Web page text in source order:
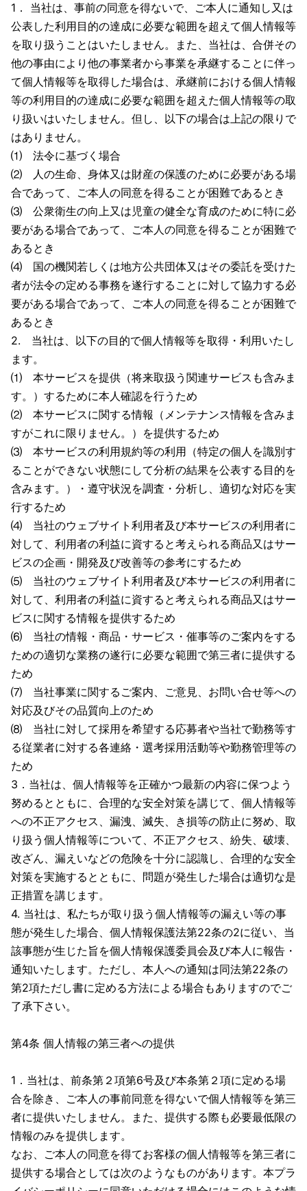
1． 当社は、事前の同意を得ないで、ご本人に通知し又は
公表した利用目的の達成に必要な範囲を超えて個人情報等
を取り扱うことはいたしません。また、当社は、合併その
他の事由により他の事業者から事業を承継することに伴っ
て個人情報等を取得した場合は、承継前における個人情報
等の利用目的の達成に必要な範囲を超えた個人情報等の取
り扱いはいたしません。但し、以下の場合は上記の限りで
はありません。
⑴ 法令に基づく場合
⑵ 人の生命、身体又は財産の保護のために必要がある場
合であって、ご本人の同意を得ることが困難であるとき
⑶ 公衆衛生の向上又は児童の健全な育成のために特に必
要がある場合であって、ご本人の同意を得ることが困難で
あるとき
⑷ 国の機関若しくは地方公共団体又はその委託を受けた
者が法令の定める事務を遂行することに対して協力する必
要がある場合であって、ご本人の同意を得ることが困難で
あるとき
2. 当社は、以下の目的で個人情報等を取得・利用いたし
ます。
⑴ 本サービスを提供（将来取扱う関連サービスも含みま
す。）するために本人確認を行うため
⑵ 本サービスに関する情報（メンテナンス情報を含みま
すがこれに限りません。）を提供するため
⑶ 本サービスの利用規約等の利用（特定の個人を識別す
ることができない状態にして分析の結果を公表する目的を
含みます。）・遵守状況を調査・分析し、適切な対応を実
行するため
⑷ 当社のウェブサイト利用者及び本サービスの利用者に
対して、利用者の利益に資すると考えられる商品又はサー
ビスの企画・開発及び改善等の参考にするため
⑸ 当社のウェブサイト利用者及び本サービスの利用者に
対して、利用者の利益に資すると考えられる商品又はサー
ビスに関する情報を提供するため
⑹ 当社の情報・商品・サービス・催事等のご案内をする
ための適切な業務の遂行に必要な範囲で第三者に提供する
ため
⑺ 当社事業に関するご案内、ご意見、お問い合せ等への
対応及びその品質向上のため
⑻ 当社に対して採用を希望する応募者や当社で勤務等す
る従業者に対する各連絡・選考採用活動等や勤務管理等の
ため
3．当社は、個人情報等を正確かつ最新の内容に保つよう
努めるとともに、合理的な安全対策を講じて、個人情報等
への不正アクセス、漏洩、滅失、き損等の防止に努め、取
り扱う個人情報等について、不正アクセス、紛失、破壊、
改ざん、漏えいなどの危険を十分に認識し、合理的な安全
対策を実施するとともに、問題が発生した場合は適切な是
正措置を講じます。
4. 当社は、私たちが取り扱う個人情報等の漏えい等の事
態が発生した場合、個人情報保護法第22条の2に従い、当
該事態が生じた旨を個人情報保護委員会及び本人に報告・
通知いたします。ただし、本人への通知は同法第22条の
第2項ただし書に定める方法による場合もありますのでご
了承下さい。
第4条 個人情報の第三者への提供
1．当社は、前条第２項第6号及び本条第２項に定める場
合を除き、ご本人の事前同意を得ないで個人情報等を第三
者に提供いたしません。また、提供する際も必要最低限の
情報のみを提供します。
なお、ご本人の同意を得てお客様の個人情報等を第三者に
提供する場合としては次のようなものがあります。本プラ